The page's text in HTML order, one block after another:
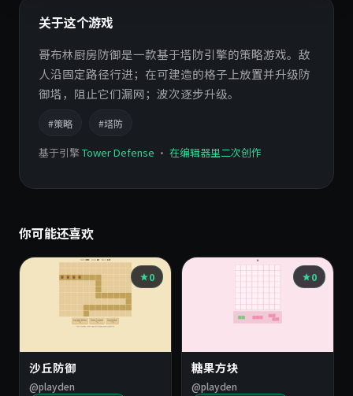
关于这个游戏
哥布林厨房防御是一款基于塔防引擎的策略游戏。敌
人沿固定路径行进；在可建造的格子上放置并升级防
御塔，阻止它们漏网；波次逐步升级。
#策略 #塔防
基于引擎Tower Defense · 在编辑器里二次创作
你可能还喜欢
0
沙丘防御
@playden
0
糖果方块
@playden